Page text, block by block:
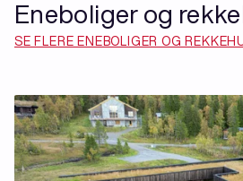
Eneboliger og
SE FLERE ENEBOLIGER OG